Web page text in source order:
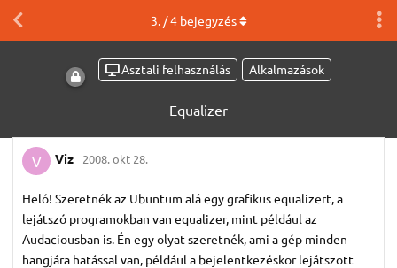
Asztali felhasználás Alkalmazások
Equalizer
3. /4bejegyzés
V Viz 2008. okt 28.
Heló! Szeretnék az Ubuntum alá egy grafikus equalizert, a
lejátszó programokban van equalizer, mint például az
Audaciousban is. Én egy olyat szeretnék, ami a gép minden
hangjára hatással van, például a bejelentkezéskor lejátszott